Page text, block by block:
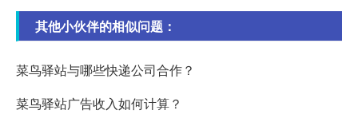
其他小伙伴的相似问题：
菜鸟驿站与哪些快递公司合作？
菜鸟驿站广告收入如何计算？